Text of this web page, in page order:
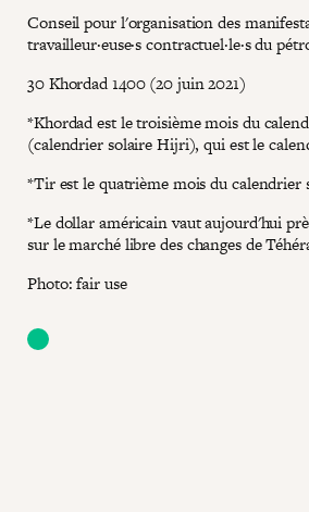
Conseil pour l'organisation des
travailleur·euse·s contractuel·le·s du
30 Khordad 1400 (20 juin 2021)
*Khordad est le troisième mois du
(calendrier solaire Hijri), qui est le
*Tir est le quatrième mois du calendrier
*Le dollar américain vaut aujourd'hui
sur le marché libre des changes de
Photo: fair use